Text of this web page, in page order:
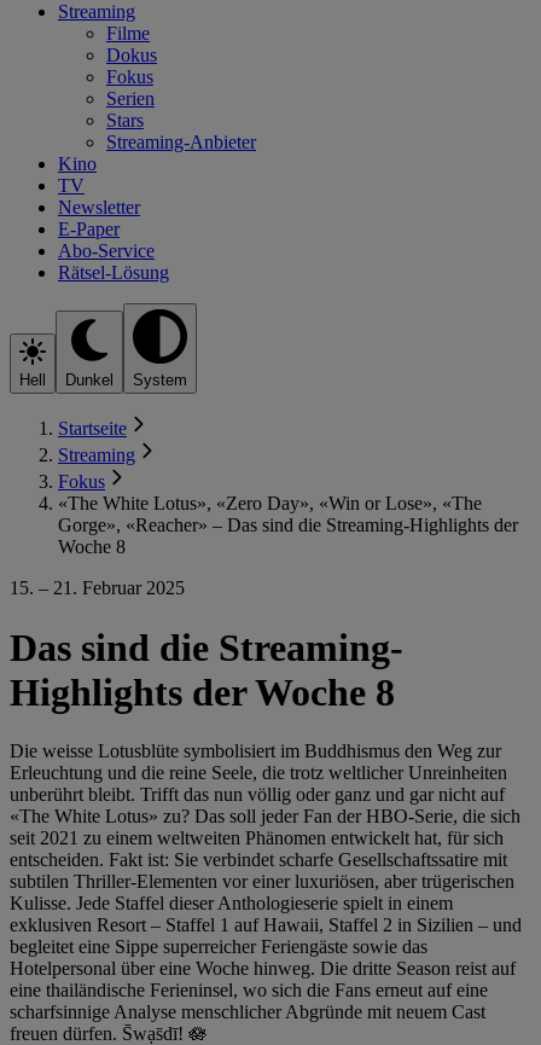
Streaming
Filme
Dokus
Fokus
Serien
Stars
Streaming-Anbieter
Kino
TV
Newsletter
E-Paper
Abo-Service
Rätsel-Lösung
Hell Dunkel System
Startseite
Streaming
Fokus
«The White Lotus», «Zero Day», «Win or Lose», «The
Gorge», «Reacher» – Das sind die Streaming-Highlights der
Woche 8
15. – 21. Februar 2025
Das sind die Streaming-
Highlights der Woche 8
Die weisse Lotusblüte symbolisiert im Buddhismus den Weg zur
Erleuchtung und die reine Seele, die trotz weltlicher Unreinheiten
unberührt bleibt. Trifft das nun völlig oder ganz und gar nicht auf
«The White Lotus» zu? Das soll jeder Fan der HBO-Serie, die sich
seit 2021 zu einem weltweiten Phänomen entwickelt hat, für sich
entscheiden. Fakt ist: Sie verbindet scharfe Gesellschaftssatire mit
subtilen Thriller-Elementen vor einer luxuriösen, aber trügerischen
Kulisse. Jede Staffel dieser Anthologieserie spielt in einem
exklusiven Resort – Staffel 1 auf Hawaii, Staffel 2 in Sizilien – und
begleitet eine Sippe superreicher Feriengäste sowie das
Hotelpersonal über eine Woche hinweg. Die dritte Season reist auf
eine thailändische Ferieninsel, wo sich die Fans erneut auf eine
scharfsinnige Analyse menschlicher Abgründe mit neuem Cast
freuen dürfen. S̄wạs̄dī! 🪷